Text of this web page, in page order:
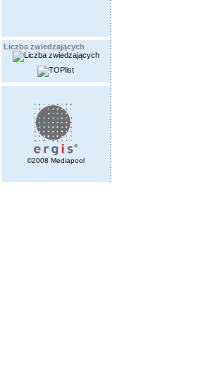
Liczba zwiedzających
©2008 Mediapool